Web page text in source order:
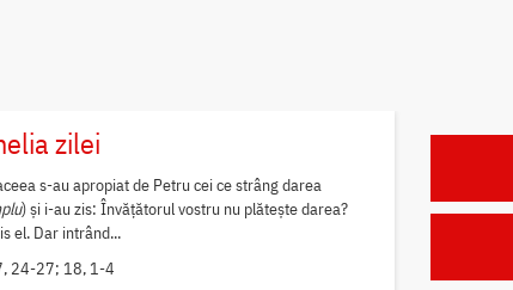
zilei
s-au apropiat de Petru cei ce strâng darea
) și i-au zis: Învățătorul vostru nu plătește darea?
el. Dar intrând...
24-27; 18, 1-4